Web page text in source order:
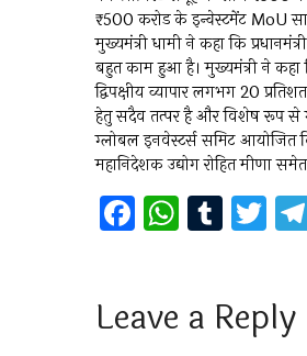
₹500 करोड के इन्वेस्टमेंट MoU
मुख्यमंत्री धामी ने कहा कि
बहुत काम हुआ है। मुख्यमंत्री ने
द्विपक्षीय व्यापार लगभग 20
हेतु सदैव तत्पर है और विशेष रूप से
ग्लोबल इनवेस्टर्स समिट आयोजित
महानिदेशक उद्योग रोहित मीणा
F
a
b
W
h
s
T
u
bl
T
wi
er
Leave a Reply